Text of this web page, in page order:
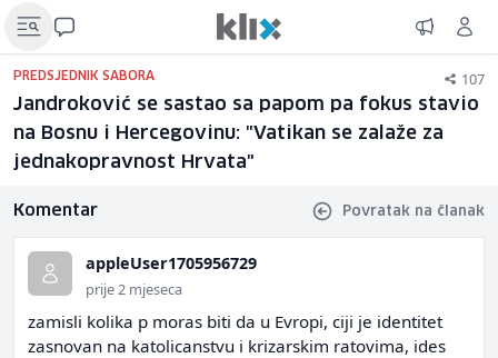
PREDSJEDNIK SABORA 107
Jandroković se sastao sa papom pa fokus stavio
na Bosnu i Hercegovinu: "Vatikan se zalaže za
jednakopravnost Hrvata"
Komentar Povratak na članak
appleUser1705956729
prije 2 mjeseca
zamisli kolika p moras biti da u Evropi, ciji je identitet
zasnovan na katolicanstvu i krizarskim ratovima, ides